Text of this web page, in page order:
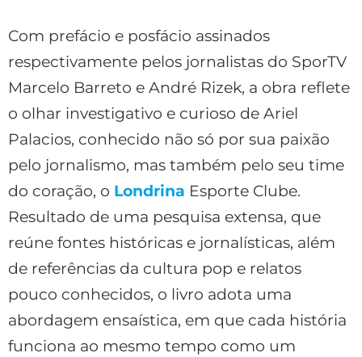
Com prefácio e posfácio assinados
respectivamente pelos jornalistas do SporTV
Marcelo Barreto e André Rizek, a obra reflete
o olhar investigativo e curioso de Ariel
Palacios, conhecido não só por sua paixão
pelo jornalismo, mas também pelo seu time
do coração, o Londrina Esporte Clube.
Resultado de uma pesquisa extensa, que
reúne fontes históricas e jornalísticas, além
de referências da cultura pop e relatos
pouco conhecidos, o livro adota uma
abordagem ensaística, em que cada história
funciona ao mesmo tempo como um